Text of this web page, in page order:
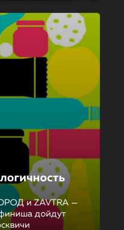
и ZAVTRA —
дойдут